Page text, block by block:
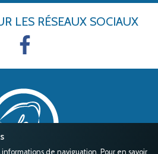
informations de naviguation. Pour en savoir
LES RÉSEAUX SOCIAUX